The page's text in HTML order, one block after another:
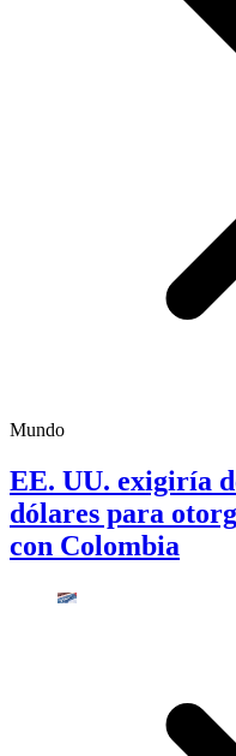
Mundo
EE. UU. exigiría
dólares para
con Colombia